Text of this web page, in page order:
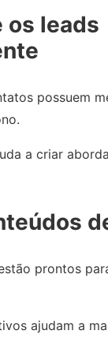
os leads
possuem
a criar
prontos
ajudam a